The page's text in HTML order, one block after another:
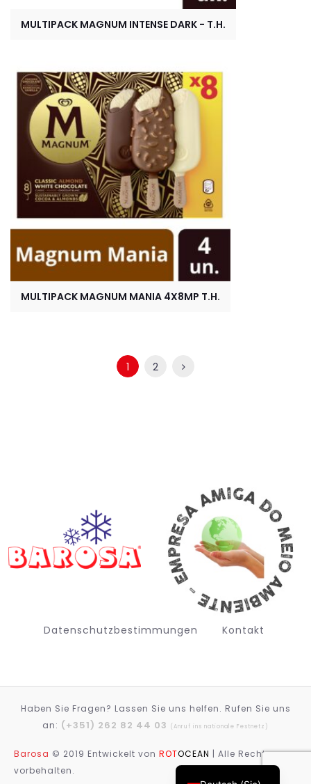
MULTIPACK MAGNUM INTENSE DARK - T.H.
MULTIPACK MAGNUM MANIA 4X8MP T.H.
1 2
Datenschutzbestimmungen Kontakt
Haben Sie Fragen? Lassen Sie uns helfen. Rufen Sie uns
an: (+351) 262 82 44 03 (Anruf ins nationale Festnetz)
Barosa © 2019 Entwickelt von ROTOCEAN | Alle Rechte
vorbehalten.
Português
Français